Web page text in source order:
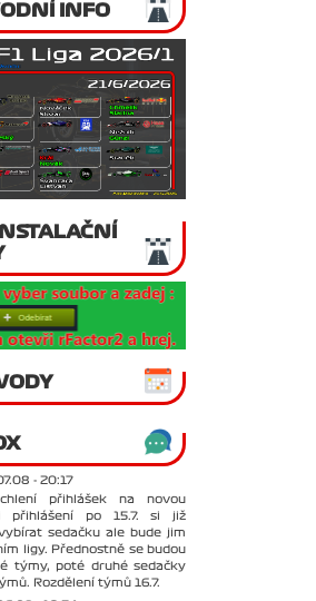
INFO
- 20:17
přihlášek na novou
přihlášení po 15.7. si již
sedačku ale bude jim
ligy. Přednostně se budou
týmy, poté druhé sedačky
Rozdělení týmů 16.7.